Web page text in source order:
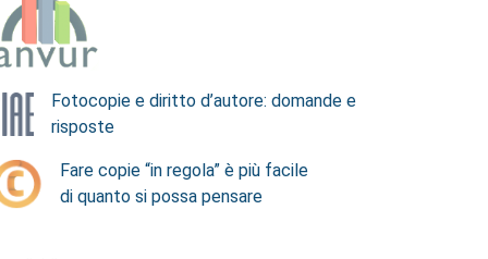
Fotocopie e diritto d’autore: domande e
risposte
Fare copie “in regola” è più facile
di quanto si possa pensare